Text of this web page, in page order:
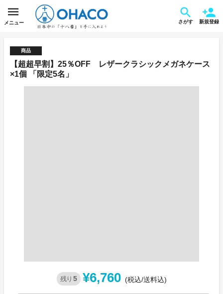
メニュー さがす 新規登録
商品
【超超早割】25％OFF レザークラシックメガネケース
×1個 「限定5名」
残り 5 ¥6,760 (税込/送料込)